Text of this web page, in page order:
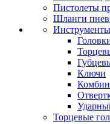
Пистолеты
Шланги
Ключи
Торцевые